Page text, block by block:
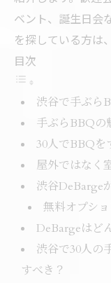
ベント、誕生日会
を探している方は
目次
渋谷で手ぶら
手ぶらBBQの
30人でBBQを
屋外ではなく
渋谷DeBarge
無料オプシ
DeBargeはど
渋谷で30人の
すべき？